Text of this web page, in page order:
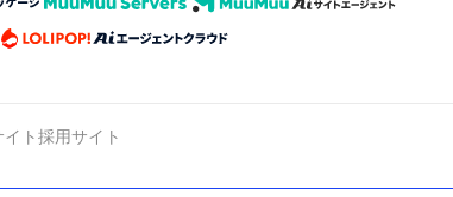
ト採用サイト